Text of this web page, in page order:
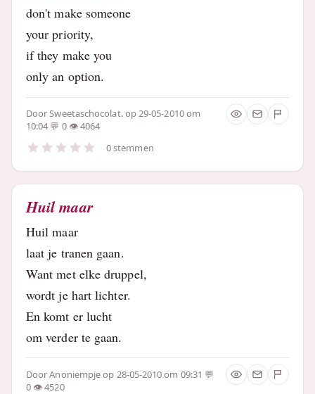
don't make someone
your priority,
if they make you
only an option.
DoorSweetaschocolat.op 29-05-2010 om
10:04
0
4064
0 stemmen
Huil maar
Huil maar
laat je tranen gaan.
Want met elke druppel,
wordt je hart lichter.
En komt er lucht
om verder te gaan.
DoorAnoniempjeop 28-05-2010 om 09:31
0
4520